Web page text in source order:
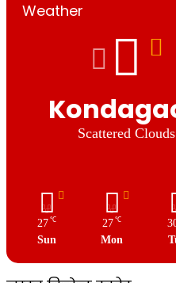
Weather
Scattered Clouds
27 ℃
Sun
27 ℃
Mon